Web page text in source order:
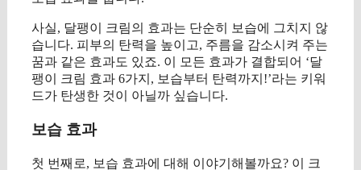
사실, 달팽이 크림의 효과는 단순히 보습에 그치지 않
습니다. 피부의 탄력을 높이고, 주름을 감소시켜 주는
꿈과 같은 효과도 있죠. 이 모든 효과가 결합되어 ‘달
팽이 크림 효과 6가지, 보습부터 탄력까지!’라는 키워
드가 탄생한 것이 아닐까 싶습니다.
보습 효과
첫 번째로, 보습 효과에 대해 이야기해볼까요? 이 크